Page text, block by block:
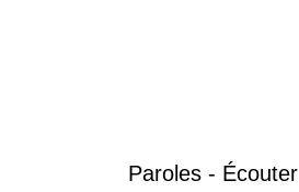
Paroles - Écouter